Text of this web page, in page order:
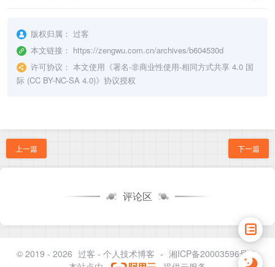
版权归属： 过客
本文链接： https://zengwu.com.cn/archives/b604530d
许可协议： 本文使用《署名-非商业性使用-相同方式共享 4.0 国
际 (CC BY-NC-SA 4.0)》协议授权
上一篇 下一篇
评论区
© 2019 - 2026 过客 - 个人技术博客 - 湘ICP备20003596号-1